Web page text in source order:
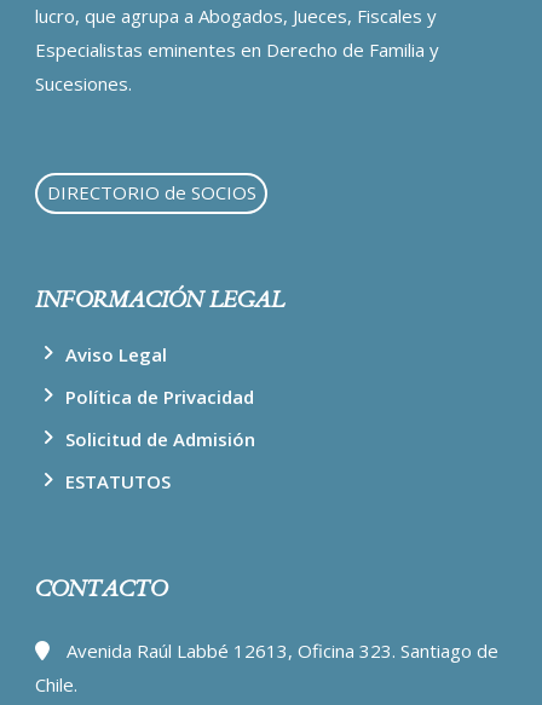
lucro, que agrupa a Abogados, Jueces, Fiscales y
Especialistas eminentes en Derecho de Familia y
Sucesiones.
DIRECTORIO de SOCIOS
INFORMACIÓN LEGAL
Aviso Legal
Política de Privacidad
Solicitud de Admisión
ESTATUTOS
CONTACTO
Avenida Raúl Labbé 12613, Oficina 323. Santiago de
Chile.